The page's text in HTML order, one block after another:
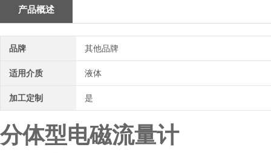
产品概述
品牌 其他品牌
适用介质 液体
加工定制 是
分体型电磁流量计